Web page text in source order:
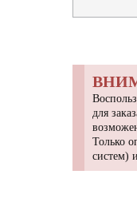
для
Только
систем)